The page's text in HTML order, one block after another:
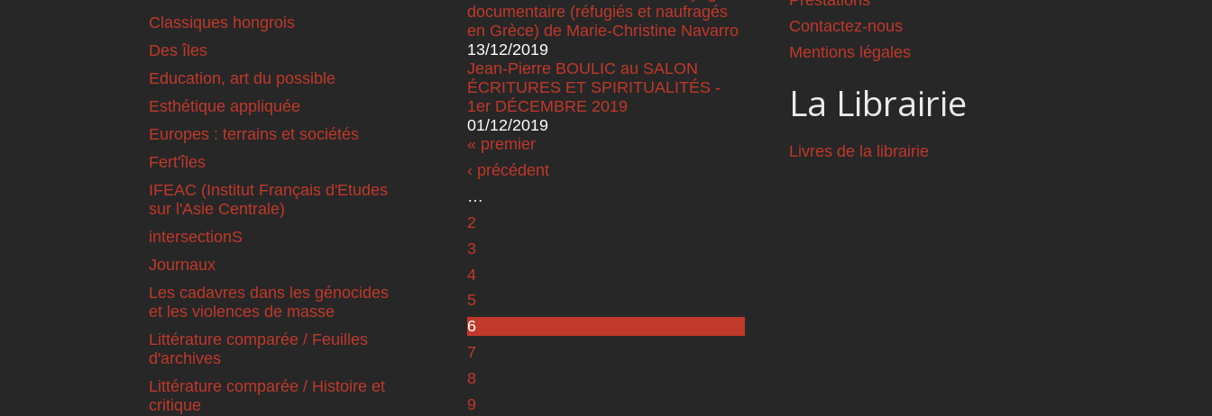
Classiques hongrois
Des îles
Education, art du possible
Esthétique appliquée
Europes : terrains et sociétés
Fert'îles
IFEAC (Institut Français d'Etudes
sur l'Asie Centrale)
intersectionS
Journaux
Les cadavres dans les génocides
et les violences de masse
Littérature comparée / Feuilles
d'archives
Littérature comparée / Histoire et
critique
documentaire (réfugiés et naufragés
en Grèce) de Marie-Christine Navarro
13/12/2019
Jean-Pierre BOULIC au SALON
ÉCRITURES ET SPIRITUALITÉS -
1er DÉCEMBRE 2019
01/12/2019
Pages
« premier
‹ précédent
…
2
3
4
5
6
7
8
9
Contactez-nous
Mentions légales
La Librairie
Livres de la librairie